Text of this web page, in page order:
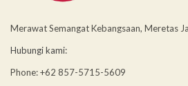
Merawat Semangat Kebangsaan, Meretas
Hubungi kami:
Phone: +62 857-5715-5609